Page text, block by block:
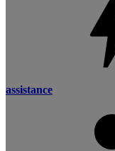
assistance